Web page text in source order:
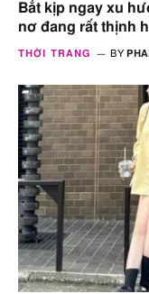
Bắt kịp ngay xu
nơ đang rất thịnh
THỜI TRANG BY